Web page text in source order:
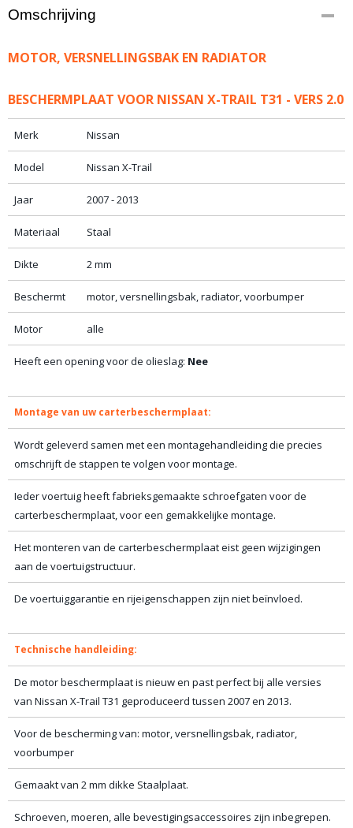
Bruto gewicht
16,00 Kg
Omschrijving
MOTOR, VERSNELLINGSBAK EN RADIATOR
BESCHERMPLAAT VOOR NISSAN X-TRAIL T31 - VERS 2.0
Merk Nissan
Model Nissan X-Trail
Jaar 2007 - 2013
Materiaal Staal
Dikte 2 mm
Beschermt motor, versnellingsbak, radiator, voorbumper
Motor alle
Heeft een opening voor de olieslag: Nee
Montage van uw carterbeschermplaat:
Wordt geleverd samen met een montagehandleiding die precies
omschrijft de stappen te volgen voor montage.
Ieder voertuig heeft fabrieksgemaakte schroefgaten voor de
carterbeschermplaat, voor een gemakkelijke montage.
Het monteren van de carterbeschermplaat eist geen wijzigingen
aan de voertuigstructuur.
De voertuiggarantie en rijeigenschappen zijn niet beïnvloed.
Technische handleiding:
De motor beschermplaat is nieuw en past perfect bij alle versies
van Nissan X-Trail T31 geproduceerd tussen 2007 en 2013.
Voor de bescherming van: motor, versnellingsbak, radiator,
voorbumper
Gemaakt van 2 mm dikke Staalplaat.
Schroeven, moeren, alle bevestigingsaccessoires zijn inbegrepen.